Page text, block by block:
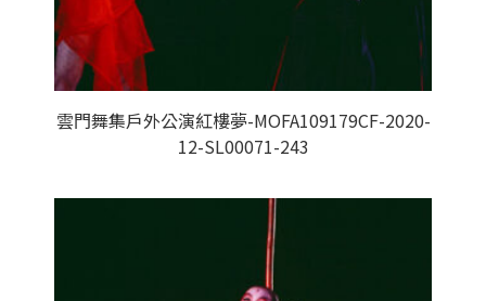
雲門舞集戶外公演紅樓夢-MOFA109179CF-2020-
12-SL00071-243